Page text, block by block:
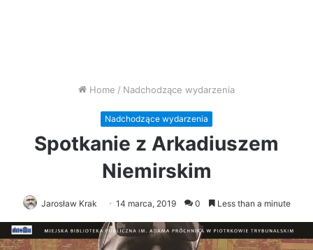
Home / Nadchodzące wydarzenia
Nadchodzące wydarzenia
Spotkanie z Arkadiuszem
Niemirskim
Jarosław Krak 14 marca, 2019 0 Less than a minute